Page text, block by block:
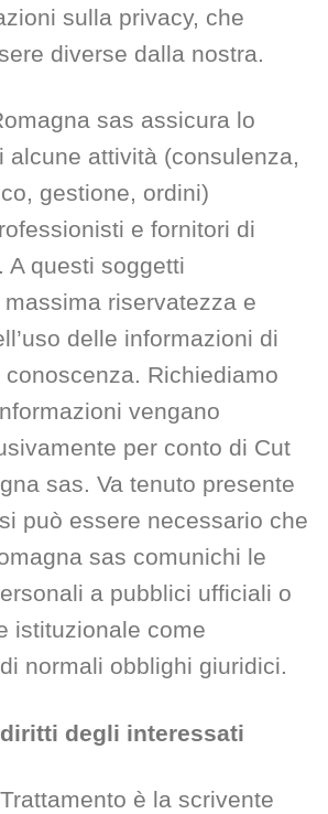
sulla privacy, che
diverse dalla nostra.
sas assicura lo
alcune attività (consulenza,
gestione, ordini)
e fornitori di
A questi soggetti
riservatezza e
delle informazioni di
Richiediamo
vengano
per conto di Cut
sas. Va tenuto presente
può essere necessario che
sas comunichi le
a pubblici ufficiali o
istituzionale come
normali obblighi giuridici.
degli interessati
è la scrivente